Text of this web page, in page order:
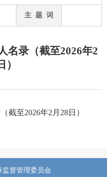
主 题 词
名录（截至2026年2
）
截至2026年2月28日）
监督管理委员会